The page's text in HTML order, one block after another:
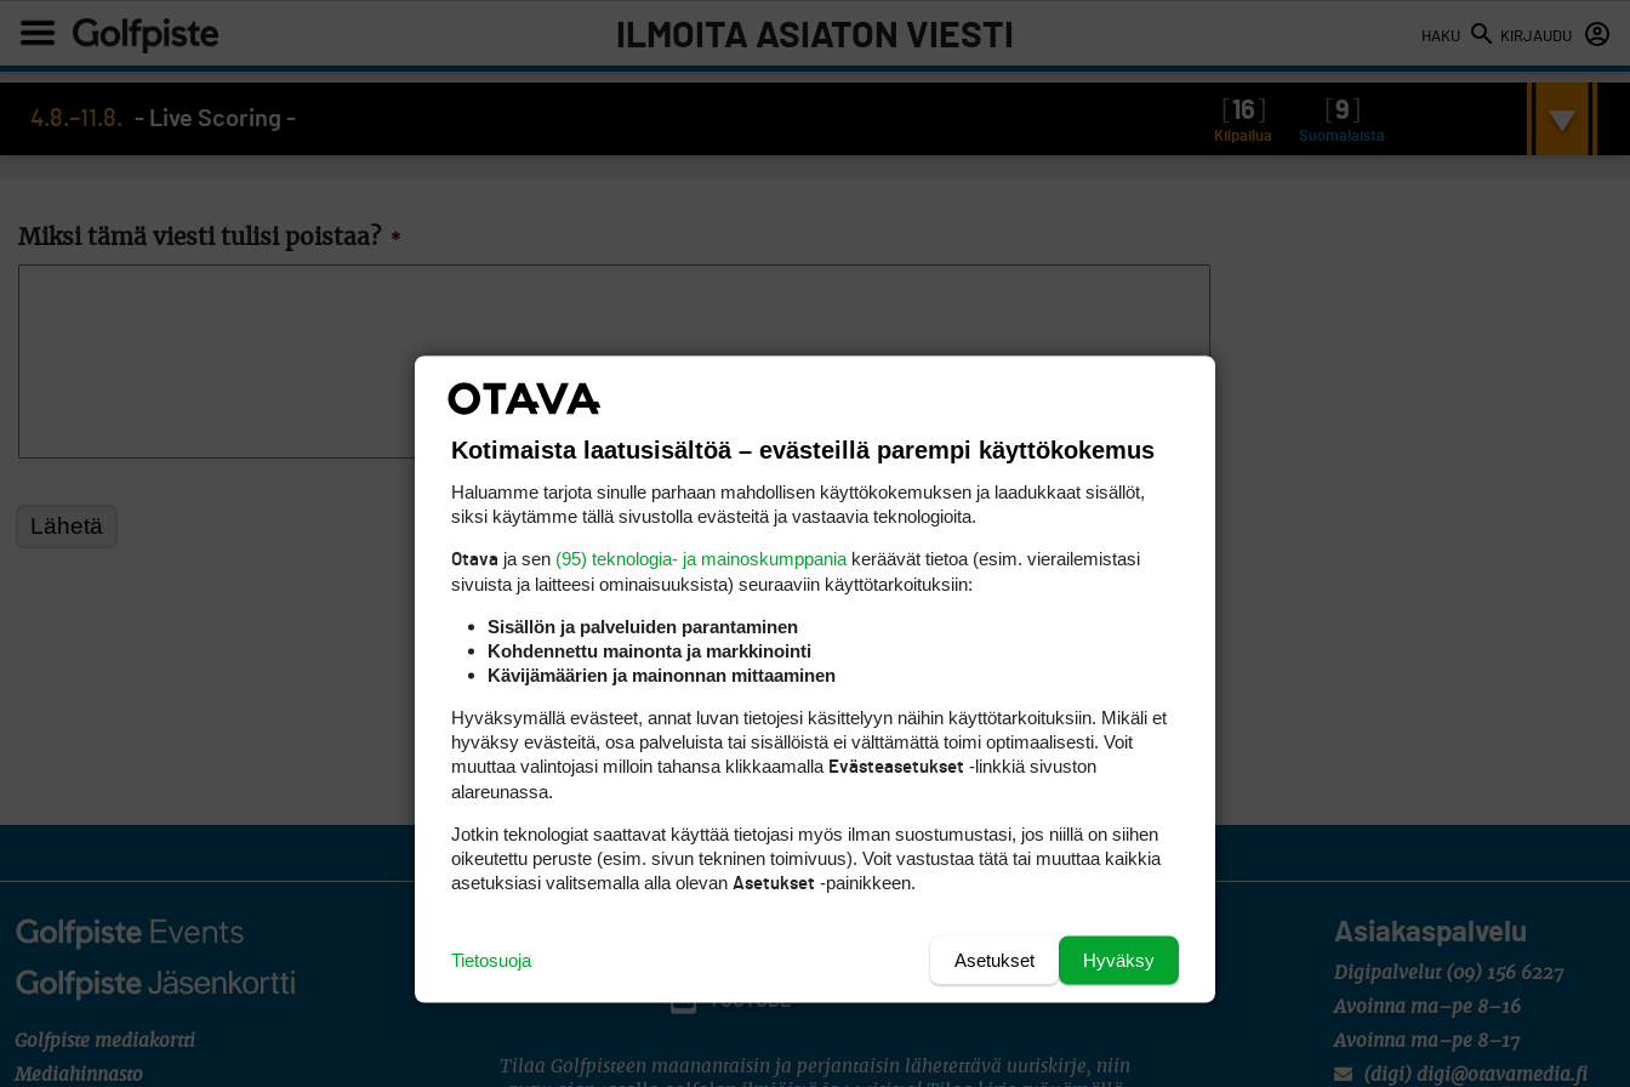
HAKU KIRJAUDU
ILMOITA ASIATON VIESTI
4.8.–11.8. - Live Scoring - 16 9
Kilpailua Suomalaista
Miksi tämä viesti tulisi poistaa? *
Golfpiste mediakortti
Mediahinnasto
Asiakaspalvelu
Digipalvelut (09) 156 6227
Avoinna ma–pe 8–16
Avoinna ma–pe 8–17
(digi) digi@otavamedia.fi
INSTAGRAM
YOUTUBE
Tilaa Golfpisteen maanantaisin ja perjantaisin lähetettävä uutiskirje, niin
Kotimaista laatusisältöä – evästeillä parempi käyttökokemus
Haluamme tarjota sinulle parhaan mahdollisen käyttökokemuksen ja laadukkaat sisällöt,
siksi käytämme tällä sivustolla evästeitä ja vastaavia teknologioita.
Otava ja sen (95) teknologia- ja mainoskumppania keräävät tietoa (esim. vierailemis­tasi
sivuista ja laitteesi ominaisuuk­sista) seuraaviin käyttötarkoituksiin:
Sisällön ja palveluiden parantaminen
Kohdennettu mainonta ja markkinointi
Kävijämäärien ja mainonnan mittaaminen
Hyväksymällä evästeet, annat luvan tietojesi käsittelyyn näihin käyttötarkoituksiin. Mikäli et
hyväksy evästeitä, osa palveluista tai sisällöistä ei välttämättä toimi optimaalisesti. Voit
muuttaa valintojasi milloin tahansa klikkaamalla Evästeasetukset -linkkiä sivuston
alareunassa.
Jotkin teknologiat saattavat käyttää tietojasi myös ilman suostumustasi, jos niillä on siihen
oikeutettu peruste (esim. sivun tekninen toimivuus). Voit vastustaa tätä tai muuttaa kaikkia
asetuksiasi valitsemalla alla olevan Asetukset -painikkeen.
Hyväksy
Asetukset
Tietosuoja